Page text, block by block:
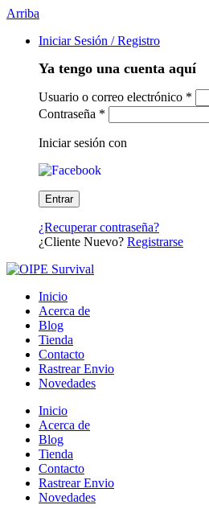
Arriba
Iniciar Sesión / Registro
Ya tengo una cuenta aquí
Usuario o correo electrónico *
Contraseña *
Iniciar sesión con
¿Recuperar contraseña?
¿Cliente Nuevo? Registrarse
Inicio
Acerca de
Blog
Tienda
Contacto
Rastrear Envio
Novedades
Inicio
Acerca de
Blog
Tienda
Contacto
Rastrear Envio
Novedades